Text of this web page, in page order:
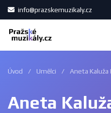
info@prazskemuzikaly.cz
Úvod / Umělci / Aneta Kaluža
Aneta